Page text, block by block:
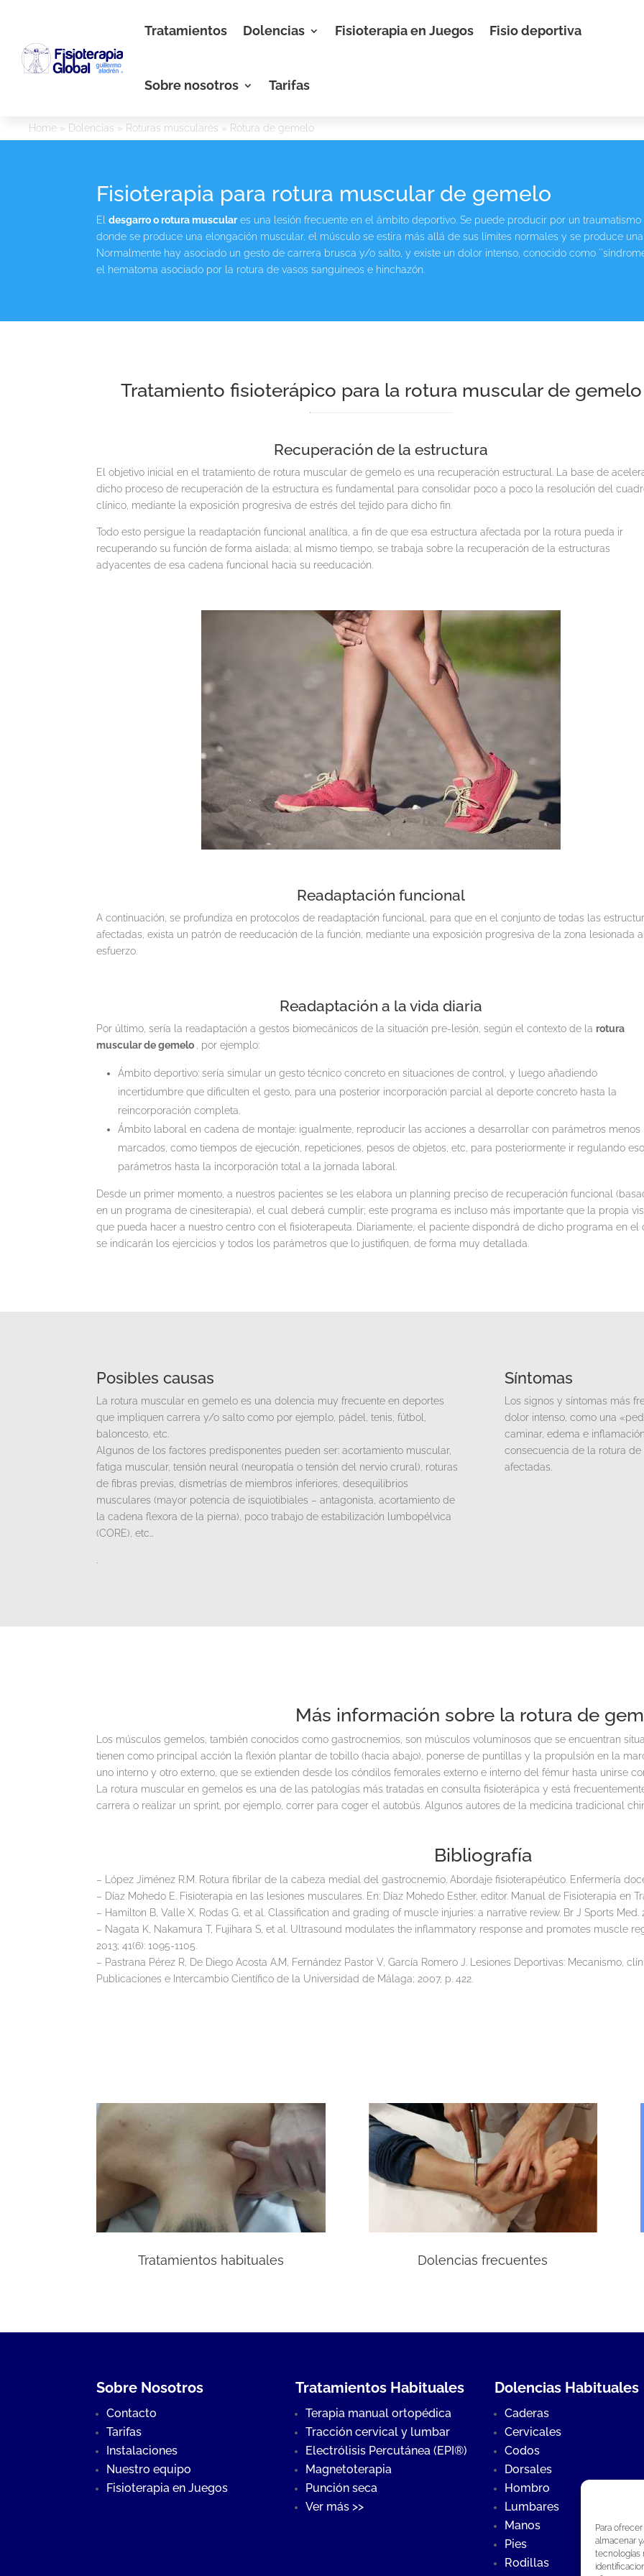
Para
almacenar
tecnologías
Tratamientos Dolencias Fisioterapia en Juegos Fisio deportiva
Sobre nosotros Tarifas
Home » Dolencias » Roturas musculares » Rotura de gemelo
Fisioterapia para rotura muscular de gemelo
Eldesgarro o rotura musculares una lesión frecuente en el ámbito deportivo. Se puede producir por un
donde se produce una elongación muscular, el músculo se estira más allá de sus límites normales y se produce
Normalmente hay asociado un gesto de carrera brusca y/o salto, y existe un dolor intenso, conocido como
el hematoma asociado por la rotura de vasos sanguíneos e hinchazón.
Tratamiento fisioterápico para la rotura muscular de gemelo
Recuperación de la estructura
El objetivo inicial en el tratamiento de rotura muscular de gemelo es una recuperación estructural. La base de
dicho proceso de recuperación de la estructura es fundamental para consolidar poco a poco la resolución del
clínico, mediante la exposición progresiva de estrés del tejido para dicho fin.
Todo esto persigue la readaptación funcional analítica, a fin de que esa estructura afectada por la rotura pueda ir
recuperando su función de forma aislada; al mismo tiempo, se trabaja sobre la recuperación de la estructuras
adyacentes de esa cadena funcional hacia su reeducación.
Readaptación funcional
A continuación, se profundiza en protocolos de readaptación funcional, para que en el conjunto de todas las
afectadas, exista un patrón de reeducación de la función, mediante una exposición progresiva de la zona lesionada
esfuerzo.
Readaptación a la vida diaria
Por último, sería la readaptación a gestos biomecánicos de la situación pre-lesión, según el contexto de la rotura
muscular de gemelo
, por ejemplo:
Ámbito deportivo: sería simular un gesto técnico concreto en situaciones de control, y luego añadiendo
incertidumbre que dificulten el gesto, para una posterior incorporación parcial al deporte concreto hasta la
reincorporación completa.
Ámbito laboral en cadena de montaje: igualmente, reproducir las acciones a desarrollar con parámetros menos
marcados, como tiempos de ejecución, repeticiones, pesos de objetos, etc, para posteriormente ir regulando
parámetros hasta la incorporación total a la jornada laboral.
Desde un primer momento, a nuestros pacientes se les elabora un planning preciso de recuperación funcional
en un programa de cinesiterapia), el cual deberá cumplir; este programa es incluso más importante que la propia
que pueda hacer a nuestro centro con el fisioterapeuta. Diariamente, el paciente dispondrá de dicho programa en el
se indicarán los ejercicios y todos los parámetros que lo justifiquen, de forma muy detallada.
Posibles causas
La rotura muscular en gemelo es una dolencia muy frecuente en deportes
que impliquen carrera y/o salto como por ejemplo, pádel, tenis, fútbol,
baloncesto, etc.
Algunos de los factores predisponentes pueden ser: acortamiento muscular,
fatiga muscular, tensión neural (neuropatía o tensión del nervio crural), roturas
de fibras previas, dismetrías de miembros inferiores, desequilibrios
musculares (mayor potencia de isquiotibiales – antagonista, acortamiento de
la cadena flexora de la pierna), poco trabajo de estabilización lumbopélvica
(CORE), etc…
Síntomas
Los signos y síntomas más
dolor intenso, como una
caminar, edema e
consecuencia de la rotura
afectadas.
Más información sobre la rotura de
Los músculos gemelos, también conocidos como gastrocnemios, son músculos voluminosos que se encuentran
tienen como principal acción la flexión plantar de tobillo (hacia abajo), ponerse de puntillas y la propulsión en la
uno interno y otro externo, que se extienden desde los cóndilos femorales externo e interno del fémur hasta unirse
La rotura muscular en gemelos es una de las patologías más tratadas en consulta fisioterápica y está
carrera o realizar un sprint, por ejemplo, correr para coger el autobús. Algunos autores de la medicina tradicional
Bibliografía
– López Jiménez R.M. Rotura fibrilar de la cabeza medial del gastrocnemio. Abordaje fisioterapéutico. Enfermería
– Díaz Mohedo E. Fisioterapia en las lesiones musculares. En: Díaz Mohedo Esther, editor. Manual de Fisioterapia en
– Hamilton B, Valle X, Rodas G, et al. Classification and grading of muscle injuries: a narrative review. Br J Sports Med.
– Nagata K, Nakamura T, Fujihara S, et al. Ultrasound modulates the inflammatory response and promotes muscle
2013; 41(6): 1095-1105.
– Pastrana Pérez R, De Diego Acosta A.M, Fernández Pastor V, García Romero J. Lesiones Deportivas: Mecanismo,
Publicaciones e Intercambio Científico de la Universidad de Málaga; 2007, p. 422.
Tratamientos habituales Dolencias frecuentes
Sobre Nosotros
Contacto
Tarifas
Instalaciones
Nuestro equipo
Fisioterapia en Juegos
Tratamientos Habituales
Terapia manual ortopédica
Tracción cervical y lumbar
Electrólisis Percutánea (EPI®)
Magnetoterapia
Punción seca
Ver más >>
Dolencias Habituales
Caderas
Cervicales
Codos
Dorsales
Hombro
Lumbares
Manos
Pies
Rodillas